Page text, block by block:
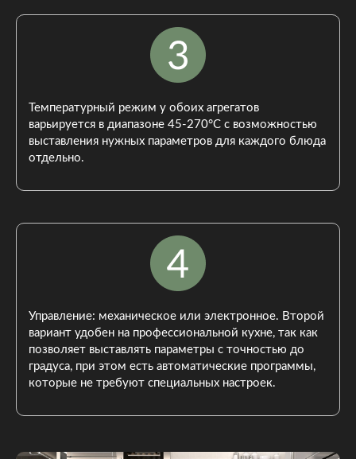
Температурный режим у обоих агрегатов
варьируется в диапазоне 45-270°C с возможностью
выставления нужных параметров для каждого блюда
отдельно.
Управление: механическое или электронное. Второй
вариант удобен на профессиональной кухне, так как
позволяет выставлять параметры с точностью до
градуса, при этом есть автоматические программы,
которые не требуют специальных настроек.